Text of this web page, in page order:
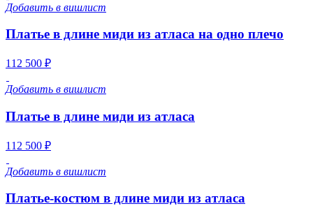
Добавить в вишлист
Платье в длине миди из атласа на одно плечо
112 500 ₽
Добавить в вишлист
Платье в длине миди из атласа
112 500 ₽
Добавить в вишлист
Платье-костюм в длине миди из атласа